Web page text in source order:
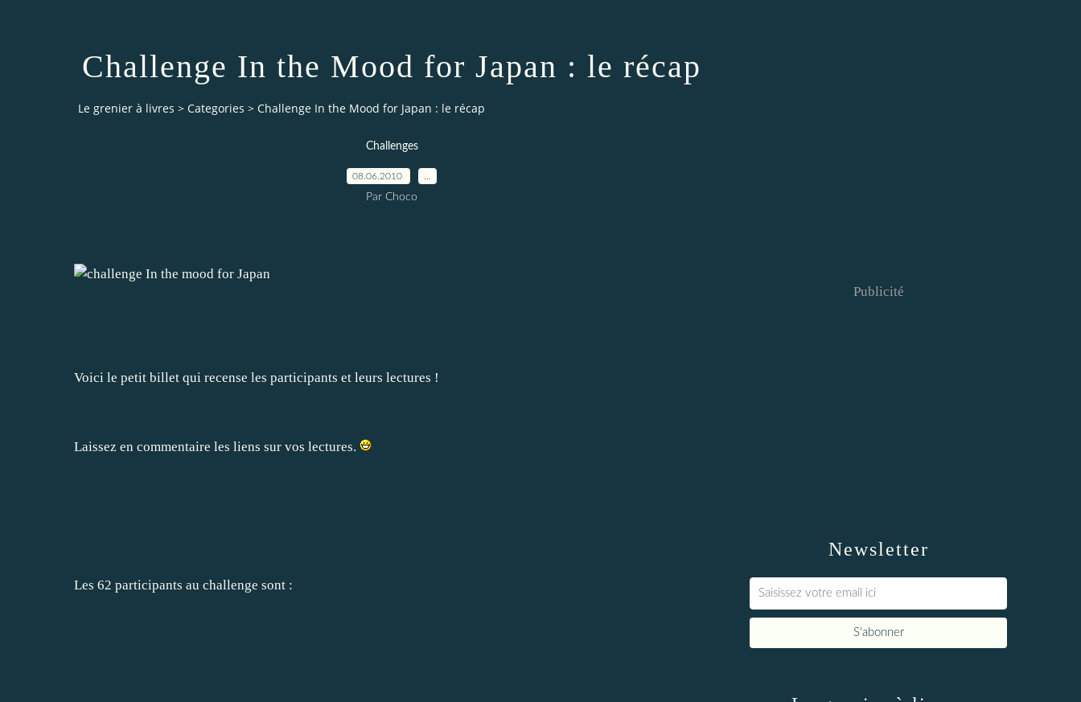
Challenge In the Mood for Japan : le récap
Le grenier à livres > Categories > Challenge In the Mood for Japan : le récap
Challenges
08.06.2010
Par Choco
Voici le petit billet qui recense les participants et leurs lectures !
Laissez en commentaire les liens sur vos lectures.
Les 62 participants au challenge sont :
Newsletter
Publicité